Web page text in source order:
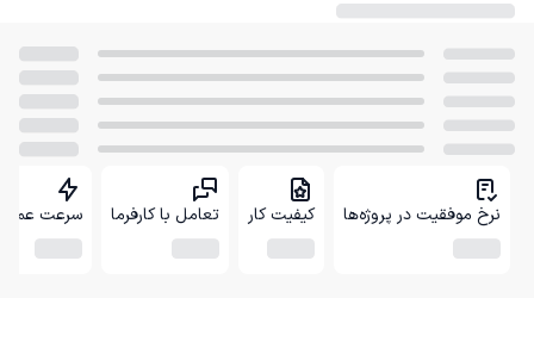
نرخ موفقیت در پروژه‌ها کیفیت کار تعامل با کارفرما سرعت عمل